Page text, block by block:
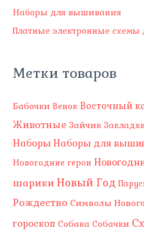
:Наборы для вышивания
Платные электронные
Метки товаров
Бабочки Венок Восточный
Животные Зайчик
Наборы Наборы для
Новогодние герои
шарики Новый Год
Рождество Символы
гороскоп Собака Собачки